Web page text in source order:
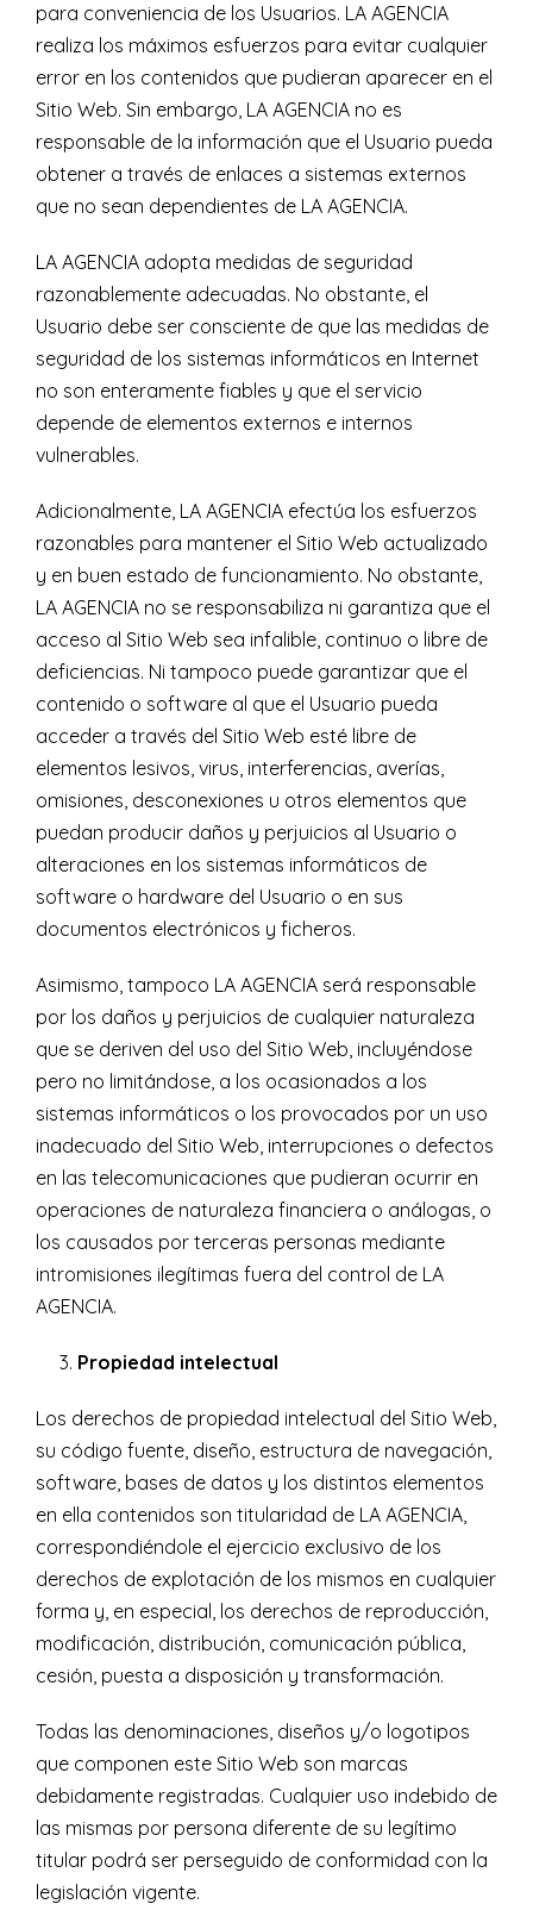
para conveniencia de los Usuarios. LA AGENCIA
realiza los máximos esfuerzos para evitar cualquier
error en los contenidos que pudieran aparecer en el
Sitio Web. Sin embargo, LA AGENCIA no es
responsable de la información que el Usuario pueda
obtener a través de enlaces a sistemas externos
que no sean dependientes de LA AGENCIA.
LA AGENCIA adopta medidas de seguridad
razonablemente adecuadas. No obstante, el
Usuario debe ser consciente de que las medidas de
seguridad de los sistemas informáticos en Internet
no son enteramente fiables y que el servicio
depende de elementos externos e internos
vulnerables.
Adicionalmente, LA AGENCIA efectúa los esfuerzos
razonables para mantener el Sitio Web actualizado
y en buen estado de funcionamiento. No obstante,
LA AGENCIA no se responsabiliza ni garantiza que el
acceso al Sitio Web sea infalible, continuo o libre de
deficiencias. Ni tampoco puede garantizar que el
contenido o software al que el Usuario pueda
acceder a través del Sitio Web esté libre de
elementos lesivos, virus, interferencias, averías,
omisiones, desconexiones u otros elementos que
puedan producir daños y perjuicios al Usuario o
alteraciones en los sistemas informáticos de
software o hardware del Usuario o en sus
documentos electrónicos y ficheros.
Asimismo, tampoco LA AGENCIA será responsable
por los daños y perjuicios de cualquier naturaleza
que se deriven del uso del Sitio Web, incluyéndose
pero no limitándose, a los ocasionados a los
sistemas informáticos o los provocados por un uso
inadecuado del Sitio Web, interrupciones o defectos
en las telecomunicaciones que pudieran ocurrir en
operaciones de naturaleza financiera o análogas, o
los causados por terceras personas mediante
intromisiones ilegítimas fuera del control de LA
AGENCIA.
Propiedad intelectual
Los derechos de propiedad intelectual del Sitio Web,
su código fuente, diseño, estructura de navegación,
software, bases de datos y los distintos elementos
en ella contenidos son titularidad de LA AGENCIA,
correspondiéndole el ejercicio exclusivo de los
derechos de explotación de los mismos en cualquier
forma y, en especial, los derechos de reproducción,
modificación, distribución, comunicación pública,
cesión, puesta a disposición y transformación.
Todas las denominaciones, diseños y/o logotipos
que componen este Sitio Web son marcas
debidamente registradas. Cualquier uso indebido de
las mismas por persona diferente de su legítimo
titular podrá ser perseguido de conformidad con la
legislación vigente.